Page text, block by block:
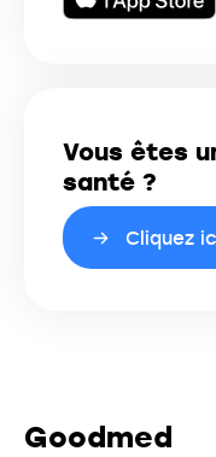
Vous êtes
santé ?
Cliquez
Goodmed